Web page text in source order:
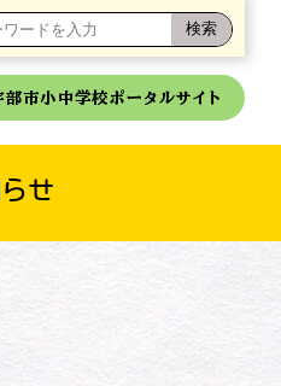
部市小中学校ポータルサイト
せ